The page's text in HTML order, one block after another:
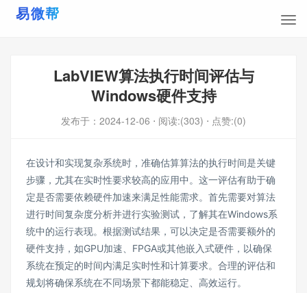
LabVIEW算法执行时间评估与
Windows硬件支持
发布于： 2024-12-06 ⋅ 阅读:(303) ⋅ 点赞:(0)
在设计和实现复杂系统时，准确估算算法的执行时间是关键
步骤，尤其在实时性要求较高的应用中。这一评估有助于确
定是否需要依赖硬件加速来满足性能需求。首先需要对算法
进行时间复杂度分析并进行实验测试，了解其在Windows系
统中的运行表现。根据测试结果，可以决定是否需要额外的
硬件支持，如GPU加速、FPGA或其他嵌入式硬件，以确保
系统在预定的时间内满足实时性和计算要求。合理的评估和
规划将确保系统在不同场景下都能稳定、高效运行。